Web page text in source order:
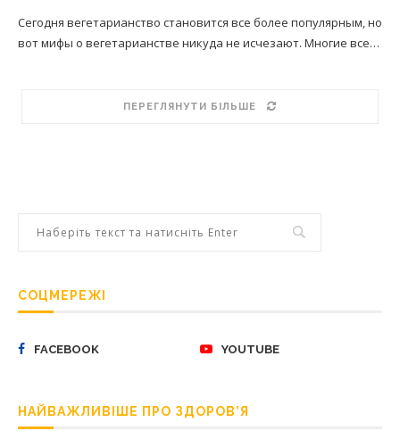
Сегодня вегетарианство становится все более популярным, но
вот мифы о вегетарианстве никуда не исчезают. Многие все…
ПЕРЕГЛЯНУТИ БІЛЬШЕ
СОЦМЕРЕЖІ
FACEBOOK YOUTUBE
НАЙВАЖЛИВІШЕ ПРО ЗДОРОВ’Я